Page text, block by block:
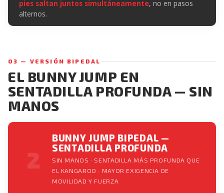
pies saltan juntos simultáneamente, no en pasos
alternos.
03 — VERSIÓN BIPEDAL
EL BUNNY JUMP EN
SENTADILLA PROFUNDA — SIN
MANOS
2
BUNNY JUMP BIPEDAL —
SENTADILLA PROFUNDA
SIN MANOS · SENTADILLA MÁS PROFUNDA QUE
EL KANGAROO · MAYOR EXIGENCIA DE
MOVILIDAD Y FUERZA